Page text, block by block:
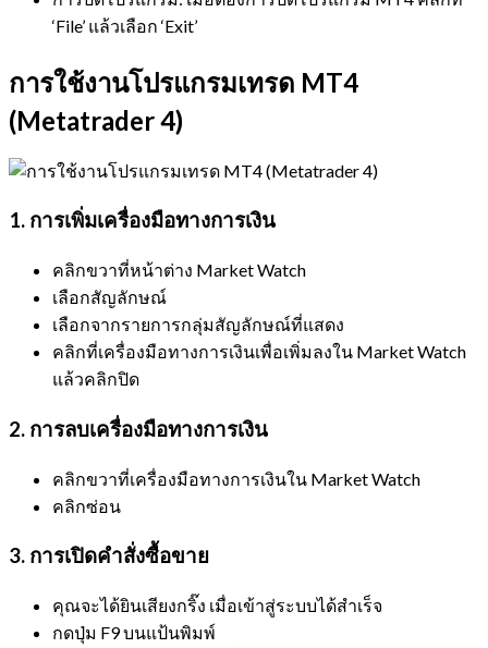
‘File’ แล้วเลือก ‘Exit’
การใช้งานโปรแกรมเทรด MT4
(Metatrader 4)
1. การเพิ่มเครื่องมือทางการเงิน
คลิกขวาที่หน้าต่าง Market Watch
เลือกสัญลักษณ์
เลือกจากรายการกลุ่มสัญลักษณ์ที่แสดง
คลิกที่เครื่องมือทางการเงินเพื่อเพิ่มลงใน Market Watch
แล้วคลิกปิด
2. การลบเครื่องมือทางการเงิน
คลิกขวาที่เครื่องมือทางการเงินใน Market Watch
คลิกซ่อน
3. การเปิดคำสั่งซื้อขาย
คุณจะได้ยินเสียงกริ๊ง เมื่อเข้าสู่ระบบได้สำเร็จ
กดปุ่ม F9 บนแป้นพิมพ์